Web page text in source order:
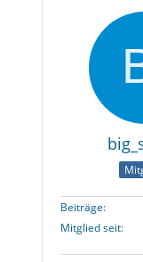
Beiträge
Mitglied seit